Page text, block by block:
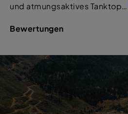
und atmungsaktives Tanktop…
Bewertungen